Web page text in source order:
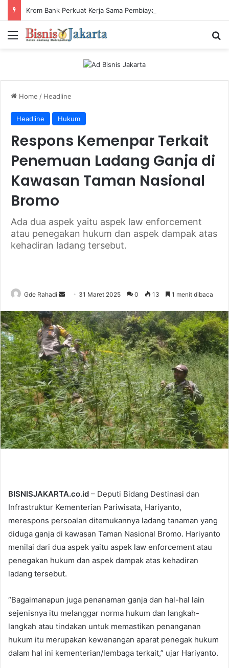
Menu
Home / Headline
Headline Hukum
Respons Kemenpar Terkait
Penemuan Ladang Ganja di
Kawasan Taman Nasional
Bromo
Ada dua aspek yaitu aspek law enforcement
atau penegakan hukum dan aspek dampak atas
kehadiran ladang tersebut.
Gde Rahadi
n
d
a
n
e
m
a
i
l
31 Maret 2025 0 13 1 menit dibaca
BISNISJAKARTA.co.id – Deputi Bidang Destinasi dan
Infrastruktur Kementerian Pariwisata, Hariyanto,
merespons persoalan ditemukannya ladang tanaman yang
diduga ganja di kawasan Taman Nasional Bromo. Hariyanto
menilai dari dua aspek yaitu aspek law enforcement atau
penegakan hukum dan aspek dampak atas kehadiran
ladang tersebut.
“Bagaimanapun juga penanaman ganja dan hal-hal lain
sejenisnya itu melanggar norma hukum dan langkah-
langkah atau tindakan untuk memastikan penanganan
hukum itu merupakan kewenangan aparat penegak hukum
dalam hal ini kementerian/lembaga terkait,” ujar Hariyanto.